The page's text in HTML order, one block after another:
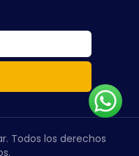
Todos los derechos